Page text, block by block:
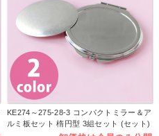
KE274～275-28-3 コンパクトミラー＆ア
ルミ板セット 楕円型 3組セット (セット)